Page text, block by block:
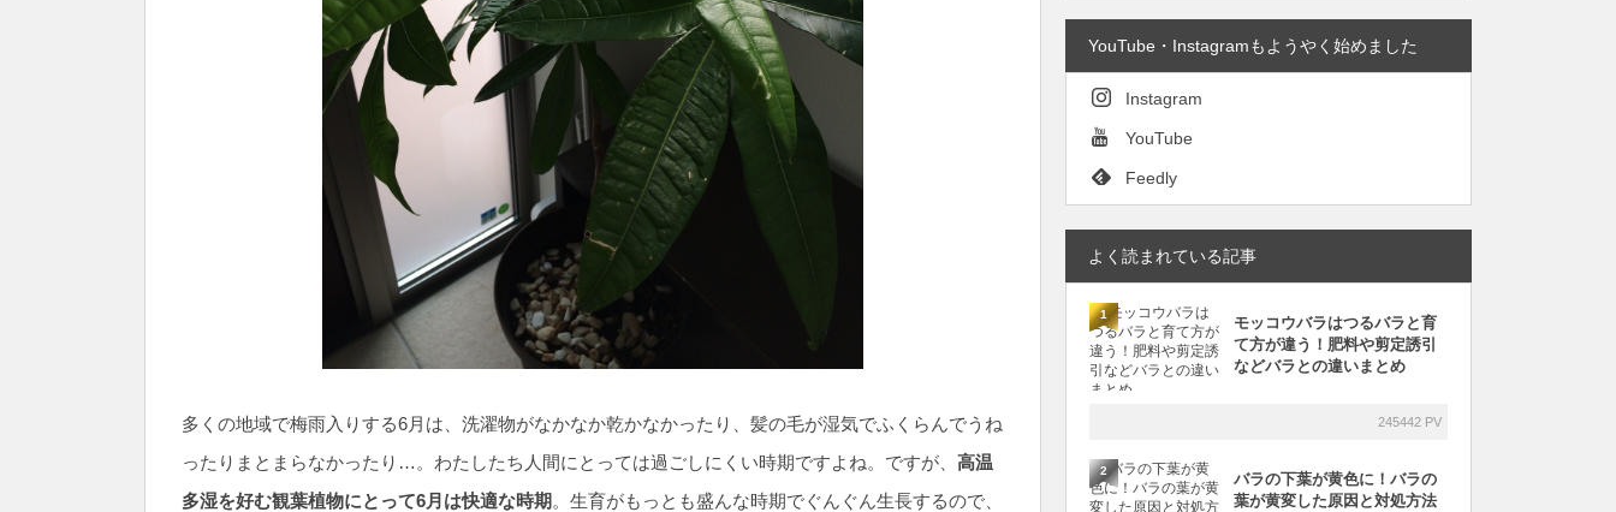
多くの地域で梅雨入りする6月は、洗濯物がなかなか乾かなかったり、髪の毛が湿気でふくらんでうね
ったりまとまらなかったり…。わたしたち人間にとっては過ごしにくい時期ですよね。ですが、 高温
多湿を好む観葉植物にとって6月は快適な時期 。生育がもっとも盛んな時期でぐんぐん生長するので、
YouTube・Instagramもようやく始めました
Instagram
YouTube
Feedly
よく読まれている記事
1
モッコウバラはつるバラと育
て方が違う！肥料や剪定誘引
などバラとの違いまとめ
245442 PV
2
バラの下葉が黄色に！バラの
葉が黄変した原因と対処方法